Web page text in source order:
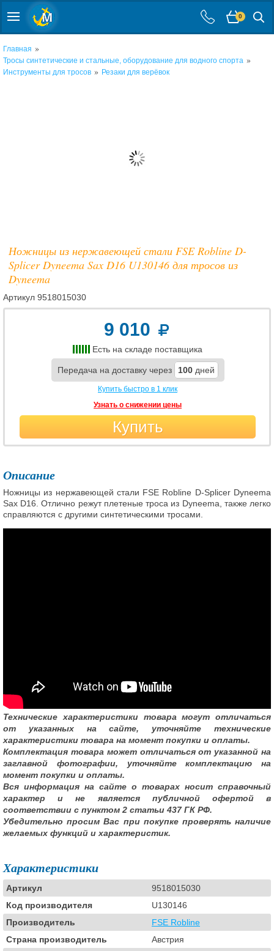
0
Главная »
Тросы синтетические и стальные, оборудование для водного спорта »
Инструменты для тросов » Резаки для верёвок
Ножницы из нержавеющей стали FSE Robline D-
Splicer Dyneema Sax D16 U130146 для тросов из
Dyneema
Артикул 9518015030
9 010
Есть на складе поставщика
Передача на доставку через 100 дней
Купить быстро в 1 клик
Узнать о снижении цены
Купить
Описание
Ножницы из нержавеющей стали FSE Robline D-Splicer Dyneema
Sax D16. Отлично режут плетеные троса из Dyneema, также легко
справляются с другими синтетическими тросами.
Технические характеристики товара могут отличаться
от указанных на сайте, уточняйте технические
характеристики товара на момент покупки и оплаты.
Комплектация товара может отличаться от указанной на
заглавной фотографии, уточняйте комплектацию на
момент покупки и оплаты.
Вся информация на сайте о товарах носит справочный
характер и не является публичной офертой в
соответствии с пунктом 2 статьи 437 ГК РФ.
Убедительно просим Вас при покупке проверять наличие
желаемых функций и характеристик.
Характеристики
Артикул
9518015030
Код производителя
U130146
Производитель
FSE Robline
Страна производитель
Австрия